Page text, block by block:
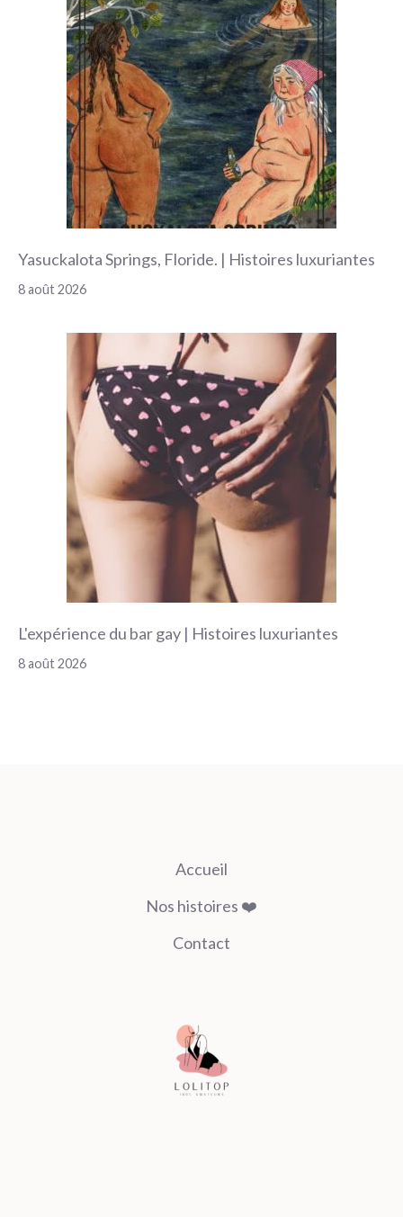
Yasuckalota Springs, Floride. | Histoires luxuriantes
8 août 2026
L'expérience du bar gay | Histoires luxuriantes
8 août 2026
Accueil
Nos histoires ❤️
Contact